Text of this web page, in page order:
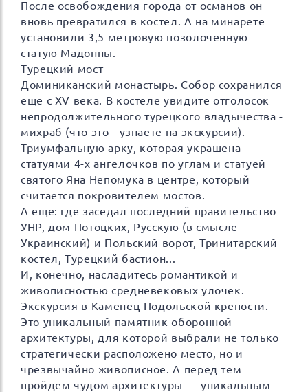
После освобождения города от османов он
вновь превратился в костел. А на минарете
установили 3,5 метровую позолоченную
статую Мадонны.
Турецкий мост
Доминиканский монастырь. Собор сохранился
еще с XV века. В костеле увидите отголосок
непродолжительного турецкого владычества -
михраб (что это - узнаете на экскурсии).
Триумфальную арку, которая украшена
статуями 4-х ангелочков по углам и статуей
святого Яна Непомука в центре, который
считается покровителем мостов.
А еще: где заседал последний правительство
УНР, дом Потоцких, Русскую (в смысле
Украинский) и Польский ворот, Тринитарский
костел, Турецкий бастион...
И, конечно, насладитесь романтикой и
живописностью средневековых улочек.
Экскурсия в Каменец-Подольской крепости.
Это уникальный памятник оборонной
архитектуры, для которой выбрали не только
стратегически расположено место, но и
чрезвычайно живописное. А перед тем
пройдем чудом архитектуры — уникальным